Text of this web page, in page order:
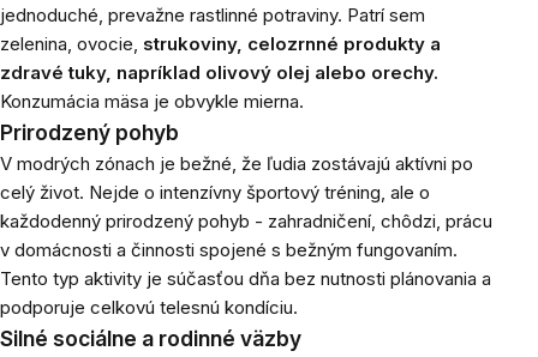
jednoduché, prevažne rastlinné potraviny. Patrí sem
zelenina, ovocie, strukoviny, celozrnné produkty a
zdravé tuky, napríklad olivový olej alebo orechy.
Konzumácia mäsa je obvykle mierna.
Prirodzený pohyb
V modrých zónach je bežné, že ľudia zostávajú aktívni po
celý život. Nejde o intenzívny športový tréning, ale o
každodenný prirodzený pohyb - zahradničení, chôdzi, prácu
v domácnosti a činnosti spojené s bežným fungovaním.
Tento typ aktivity je súčasťou dňa bez nutnosti plánovania a
podporuje celkovú telesnú kondíciu.
Silné sociálne a rodinné väzby